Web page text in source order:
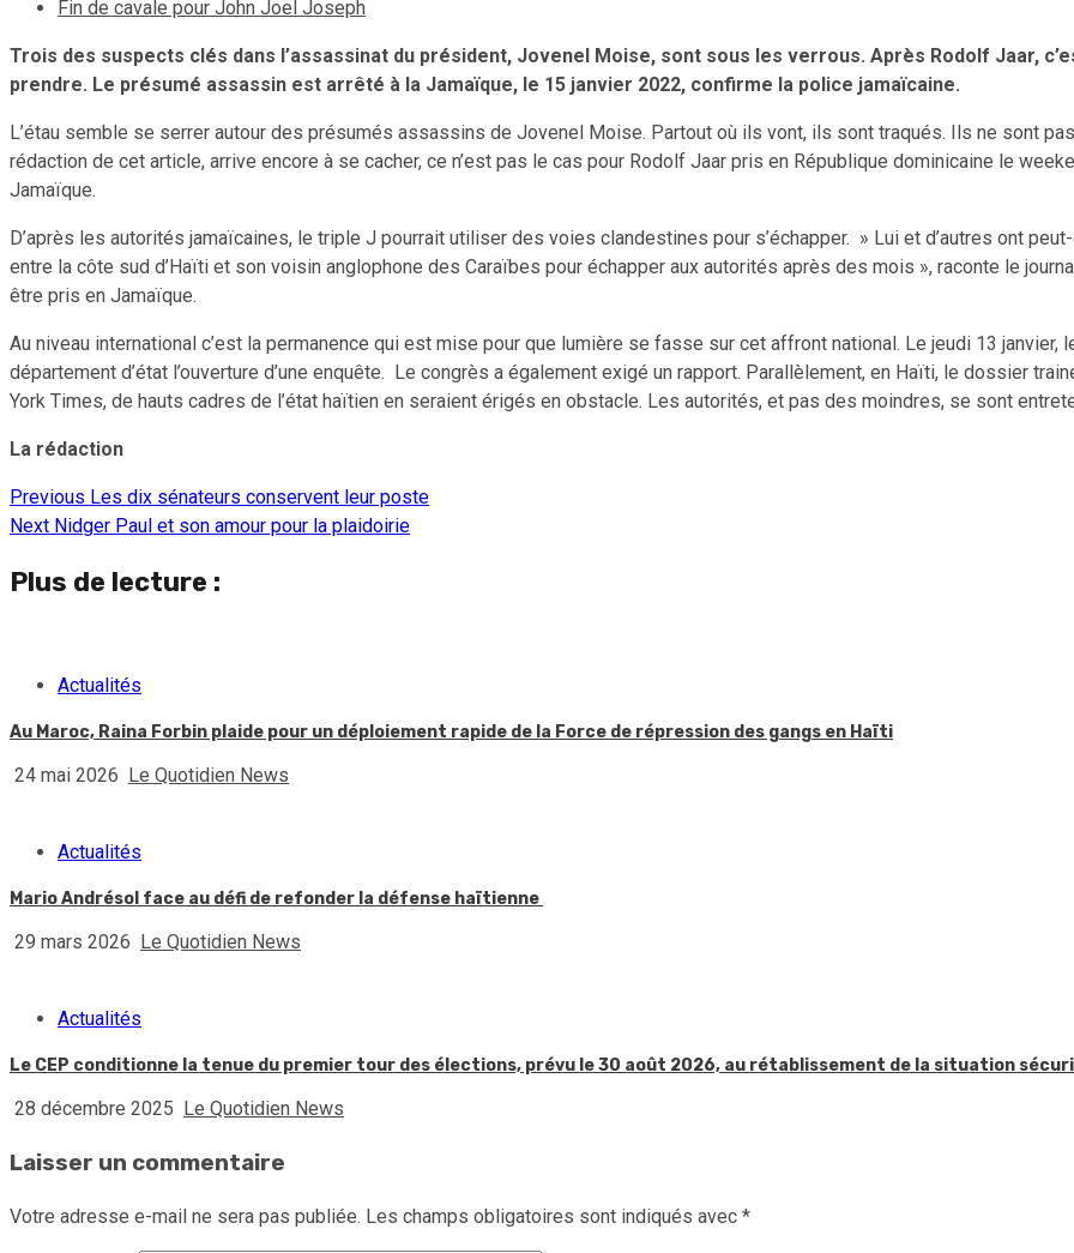
Fin de cavale pour John Joel Joseph
Trois des suspects clés dans l’assassinat du président, Jovenel Moise, sont sous les verrous. Après Rodolf Jaar,
prendre. Le présumé assassin est arrêté à la Jamaïque, le 15 janvier 2022, confirme la police jamaïcaine.
L’étau semble se serrer autour des présumés assassins de Jovenel Moise. Partout où ils vont, ils sont traqués. Ils ne sont
rédaction de cet article, arrive encore à se cacher, ce n’est pas le cas pour Rodolf Jaar pris en République dominicaine le
Jamaïque.
D’après les autorités jamaïcaines, le triple J pourrait utiliser des voies clandestines pour s’échapper. » Lui et d’autres ont
entre la côte sud d’Haïti et son voisin anglophone des Caraïbes pour échapper aux autorités après des mois », raconte le
être pris en Jamaïque.
Au niveau international c’est la permanence qui est mise pour que lumière se fasse sur cet affront national. Le jeudi 13
département d’état l’ouverture d’une enquête. Le congrès a également exigé un rapport. Parallèlement, en Haïti, le dossier
York Times, de hauts cadres de l’état haïtien en seraient érigés en obstacle. Les autorités, et pas des moindres, se sont
La rédaction
Continue
Reading
Previous Les dix sénateurs conservent leur poste
Next Nidger Paul et son amour pour la plaidoirie
Plus de lecture :
Actualités
Au Maroc, Raina Forbin plaide pour un déploiement rapide de la Force de répression des gangs en Haïti
24 mai 2026 Le Quotidien News
Actualités
Mario Andrésol face au défi de refonder la défense haïtienne
29 mars 2026 Le Quotidien News
Actualités
Le CEP conditionne la tenue du premier tour des élections, prévu le 30 août 2026, au rétablissement de la situation
28 décembre 2025 Le Quotidien News
Laisser un commentaire
Votre adresse e-mail ne sera pas publiée. Les champs obligatoires sont indiqués avec *